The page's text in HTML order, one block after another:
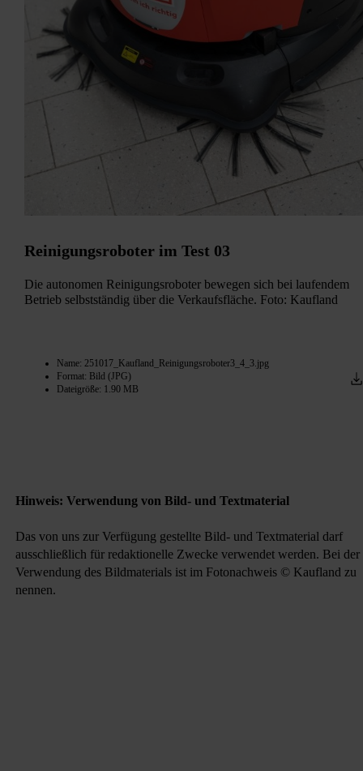
Reinigungsroboter im Test 03
Die autonomen Reinigungsroboter bewegen sich bei laufendem
Betrieb selbstständig über die Verkaufsfläche. Foto: Kaufland
Name: 251017_Kaufland_Reinigungsroboter3_4_3.jpg
Format: Bild (JPG)
Dateigröße: 1.90 MB
Hinweis: Verwendung von Bild- und Textmaterial
Das von uns zur Verfügung gestellte Bild- und Textmaterial darf
ausschließlich für redaktionelle Zwecke verwendet werden. Bei der
Verwendung des Bildmaterials ist im Fotonachweis © Kaufland zu
nennen.